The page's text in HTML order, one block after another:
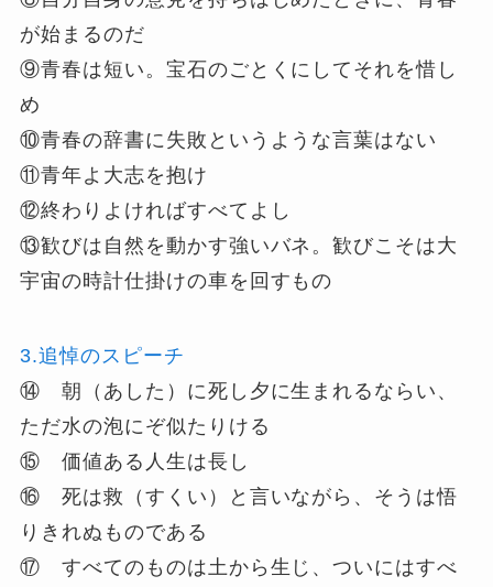
が始まるのだ
⑨青春は短い。宝石のごとくにしてそれを惜し
め
⑩青春の辞書に失敗というような言葉はない
⑪青年よ大志を抱け
⑫終わりよければすべてよし
⑬歓びは自然を動かす強いバネ。歓びこそは大
宇宙の時計仕掛けの車を回すもの
3.追悼のスピーチ
⑭ 朝（あした）に死し夕に生まれるならい、
ただ水の泡にぞ似たりける
⑮ 価値ある人生は長し
⑯ 死は救（すくい）と言いながら、そうは悟
りきれぬものである
⑰ すべてのものは土から生じ、ついにはすべ